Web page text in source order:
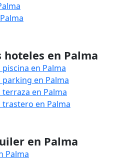
hoteles en Palma
en Palma
en Palma
en Palma
en Palma
en Palma
Palma